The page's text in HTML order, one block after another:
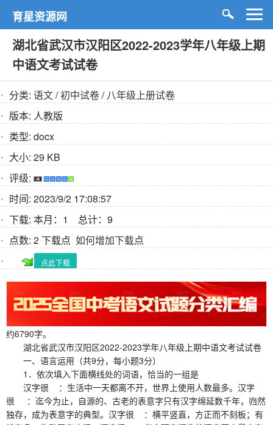
育星资源网
湖北省武汉市汉阳区2022-2023学年八年级上期
中语文考试试卷
分类: 语文/初中试卷/八年级上册试卷
版本: 人教版
类型: docx
大小: 29 KB
评级:
时间: 2023/9/2 17:08:57
下载: 本月：1 总计：9
点数: 2 下载点 如何增加下载点
点此下载
约6790字。
湖北省武汉市汉阳区2022-2023学年八年级上期中语文考试试卷
一、语言运用（共9分，每小题3分）
1．依次填入下面横线处的词语，恰当的一组是
汉字很 ：生活中一天都离不开，世界上使用人数最多。汉字
很 ：迄今为止，自源的、古老的表意字只有汉字绵延数千年，岿然
独存，成为表意字的典型。汉字很 ：横平竖直，方正而不刻板；有